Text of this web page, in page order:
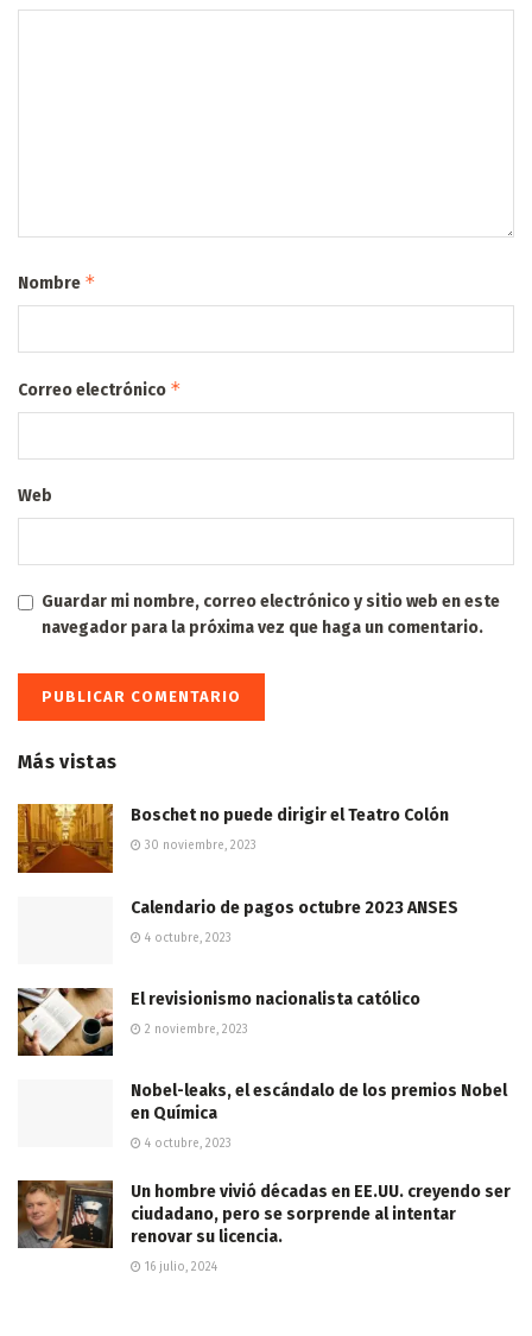
Nombre *
Correo electrónico *
Web
Guardar mi nombre, correo electrónico y sitio web en este
navegador para la próxima vez que haga un comentario.
Más vistas
Boschet no puede dirigir el Teatro Colón
30 noviembre, 2023
Calendario de pagos octubre 2023 ANSES
4 octubre, 2023
El revisionismo nacionalista católico
2 noviembre, 2023
Nobel-leaks, el escándalo de los premios Nobel
en Química
4 octubre, 2023
Un hombre vivió décadas en EE.UU. creyendo ser
ciudadano, pero se sorprende al intentar
renovar su licencia.
16 julio, 2024